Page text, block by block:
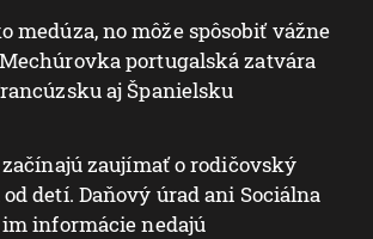
medúza, no môže spôsobiť vážne
portugalská zatvára
aj Španielsku
začínajú zaujímať o rodičovský
detí. Daňový úrad ani Sociálna
informácie nedajú